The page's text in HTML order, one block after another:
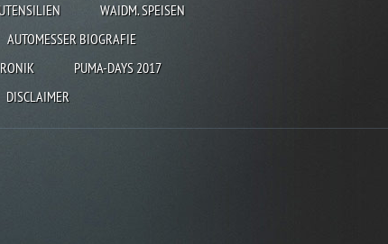
WAIDM. SPEISEN
AUTOMESSER BIOGRAFIE
PUMA-DAYS 2017
DISCLAIMER